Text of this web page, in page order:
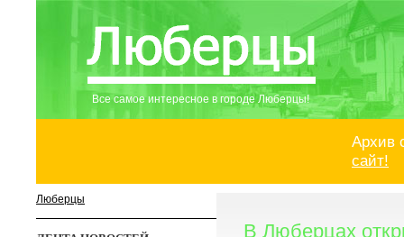
Все самое интересное в городе Люберцы!
Архив
сайт!
Люберцы
В Люберцах